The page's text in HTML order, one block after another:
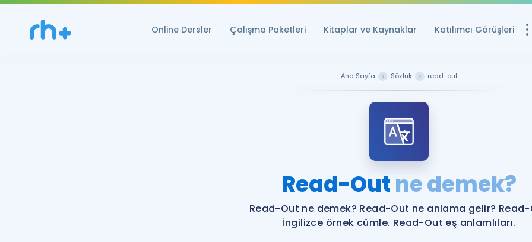
Online Dersler Çalışma Paketleri Kitaplar ve Kaynaklar Katılımcı Görüşleri
YDS ve YÖKDİL
YDS ve YÖKDİL'e
Ana Sayfa Sözlük read-out
Read-Outne demek?
Read-Out ne demek? Read-Out ne anlama gelir?
İngilizce örnek cümle. Read-Out eş anlamlıları.